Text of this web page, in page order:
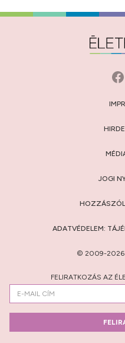
JOGI
ADATVÉDELEM:
© 2009-2026
FELIRATKOZÁS AZ